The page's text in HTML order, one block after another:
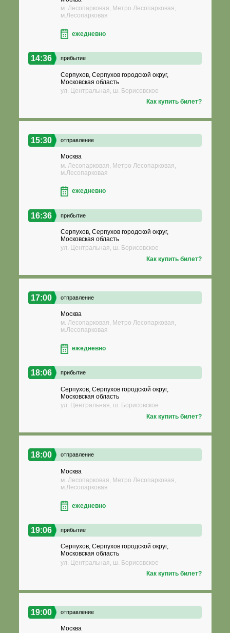
м. Лесопарковая, Метро Лесопарковая,
м.Лесопарковая
ежедневно
14:36 прибытие
Серпухов, Серпухов городской округ,
Московская область
ул. Центральная, ш. Борисовское
Как купить билет?
15:30 отправление
Москва
м. Лесопарковая, Метро Лесопарковая,
м.Лесопарковая
ежедневно
16:36 прибытие
Серпухов, Серпухов городской округ,
Московская область
ул. Центральная, ш. Борисовское
Как купить билет?
17:00 отправление
Москва
м. Лесопарковая, Метро Лесопарковая,
м.Лесопарковая
ежедневно
18:06 прибытие
Серпухов, Серпухов городской округ,
Московская область
ул. Центральная, ш. Борисовское
Как купить билет?
18:00 отправление
Москва
м. Лесопарковая, Метро Лесопарковая,
м.Лесопарковая
ежедневно
19:06 прибытие
Серпухов, Серпухов городской округ,
Московская область
ул. Центральная, ш. Борисовское
Как купить билет?
19:00 отправление
Москва